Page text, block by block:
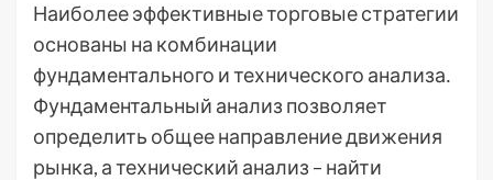
Наиболее эффективные торговые стратегии
основаны на комбинации
фундаментального и технического анализа․
Фундаментальный анализ позволяет
определить общее направление движения
рынка, а технический анализ – найти